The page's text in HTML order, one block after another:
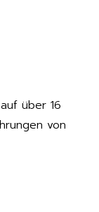
über 16
von